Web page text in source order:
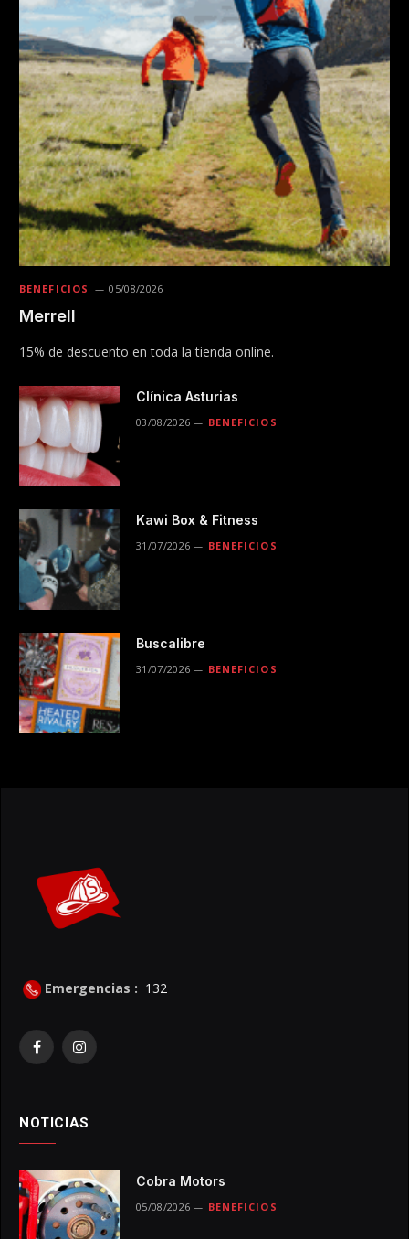
BENEFICIOS 05/08/2026
Merrell
15% de descuento en toda la tienda online.
Clínica Asturias
03/08/2026 BENEFICIOS
Kawi Box & Fitness
31/07/2026 BENEFICIOS
Buscalibre
31/07/2026 BENEFICIOS
Emergencias : 132
FacebookInstagram
NOTICIAS
Cobra Motors
05/08/2026 BENEFICIOS